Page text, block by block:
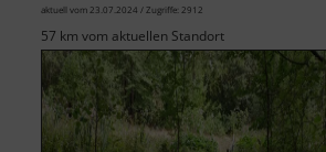
aktuell vom 23.07.2024 / Zugriffe: 2912
57 km vom aktuellen Standort